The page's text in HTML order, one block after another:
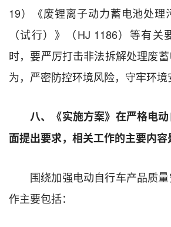
19）《废锂离子动力蓄电池处理
（试行）》（HJ 1186）等有关
时，要严厉打击非法拆解处理废
为，严密防控环境风险，守牢环境
八、《实施方案》在严格电
面提出要求，相关工作的主要内容
围绕加强电动自行车产品质
作主要包括：